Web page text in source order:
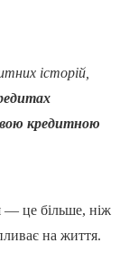
історій,
кредитною
— це більше, ніж
на життя.